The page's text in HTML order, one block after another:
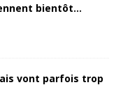
bientôt…
vont parfois trop